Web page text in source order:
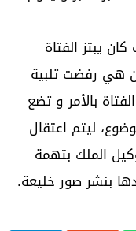
يبتز الفتاة
هي رفضت تلبية
بالأمر و تضع
ليتم اعتقال
الملك بتهمة
بنشر صور خليعة.